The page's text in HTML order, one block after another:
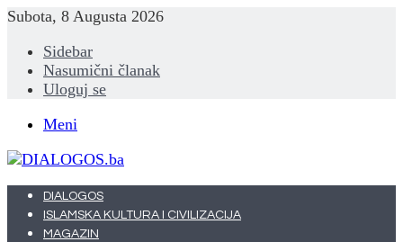
Subota, 8 Augusta 2026
Sidebar
Nasumični članak
Uloguj se
Meni
DIALOGOS
ISLAMSKA KULTURA I CIVILIZACIJA
MAGAZIN